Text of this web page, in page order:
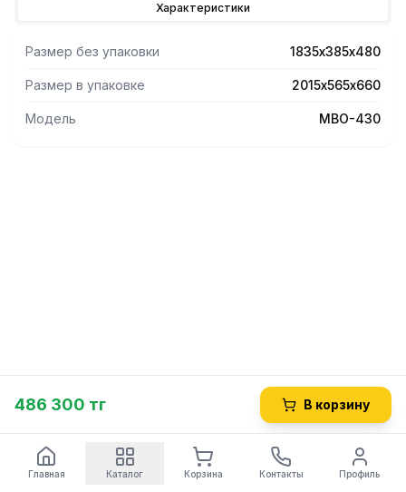
Характеристики
Размер без упаковки 1835х385х480
Размер в упаковке 2015х565х660
Модель МВО-430
486 300 тг В корзину
Главная Каталог Корзина Контакты Профиль